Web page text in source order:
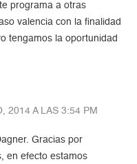
programa a otras
valencia con la finalidad
tengamos la oportunidad
2014 A LAS 3:54 PM
Gracias por
en efecto estamos